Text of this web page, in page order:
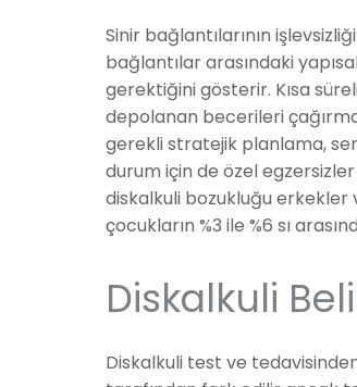
Sinir bağlantılarının
bağlantılar arasındaki
gerektiğini gösterir. Kısa
depolanan becerileri
gerekli stratejik planlama,
durum için de özel
diskalkuli bozukluğu erkekler
çocukların %3 ile %6 sı
Diskalkuli
Diskalkuli test ve